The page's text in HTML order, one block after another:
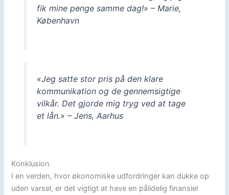
fik mine penge samme dag!» – Marie,
København
«Jeg satte stor pris på den klare
kommunikation og de gennemsigtige
vilkår. Det gjorde mig tryg ved at tage
et lån.» – Jens, Aarhus
Konklusion
I en verden, hvor økonomiske udfordringer kan dukke op
uden varsel, er det vigtigt at have en pålidelig finansiel